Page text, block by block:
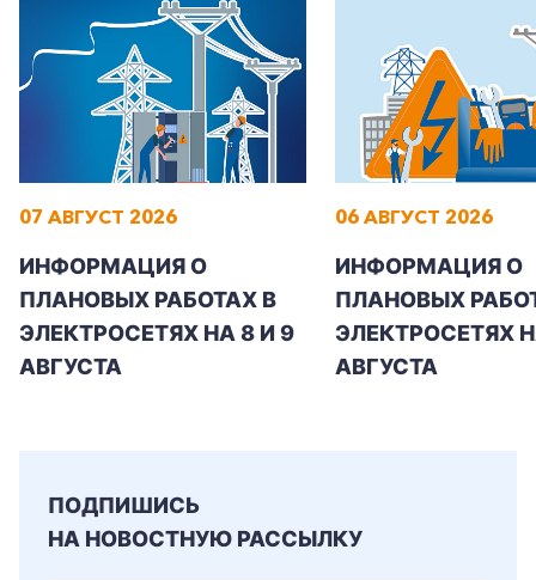
Корпоративным клиентам
07 АВГУСТ 2026
ИНФОРМАЦИЯ О
ПЛАНОВЫХ РАБОТАХ В
ЭЛЕКТРОСЕТЯХ НА 8 И 9
АВГУСТА
06 АВГУСТ 2026
ИНФОРМАЦИЯ О
ПЛАНОВЫХ
ЭЛЕКТРОСЕТЯХ
АВГУСТА
ПОДПИШИСЬ
НА НОВОСТНУЮ РАССЫЛКУ